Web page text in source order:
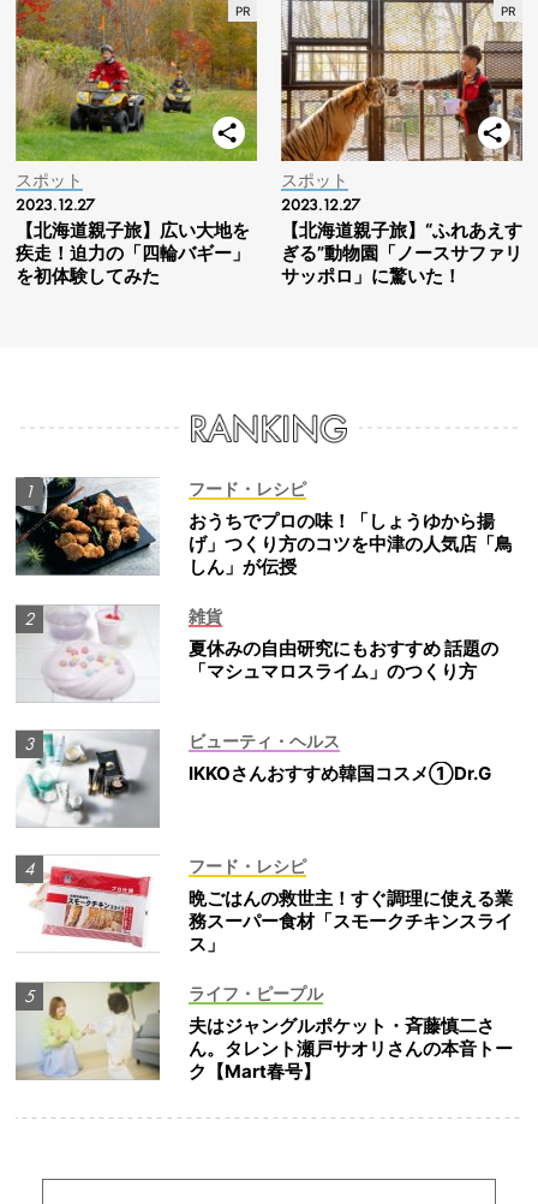
スポット
2023.12.27
【北海道親子旅】広い大地を
疾走！迫力の「四輪バギー」
を初体験してみた
スポット
2023.12.27
【北海道親子旅】“ふれあえす
ぎる”動物園「ノースサファリ
サッポロ」に驚いた！
フード・レシピ
おうちでプロの味！「しょうゆから揚
げ」つくり方のコツを中津の人気店「鳥
しん」が伝授
雑貨
夏休みの自由研究にもおすすめ 話題の
「マシュマロスライム」のつくり方
ビューティ・ヘルス
IKKOさんおすすめ韓国コスメ①Dr.G
フード・レシピ
晩ごはんの救世主！すぐ調理に使える業
務スーパー食材「スモークチキンスライ
ス」
ライフ・ピープル
夫はジャングルポケット・斉藤慎二さ
ん。タレント瀬戸サオリさんの本音トー
ク【Mart春号】